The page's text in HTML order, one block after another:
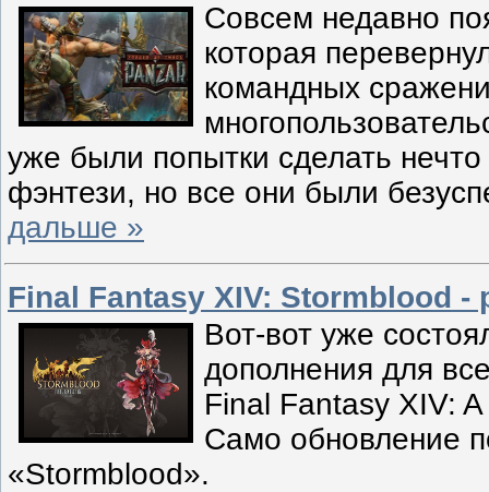
Совсем недавно
которая
командных
уже были попытки сделать
фэнтези, но все они были
дальше »
Final Fantasy XIV: Stormblood -
Вот-вот уже
дополнения для
Final Fantasy XIV:
Само обновление
«Stormblood».